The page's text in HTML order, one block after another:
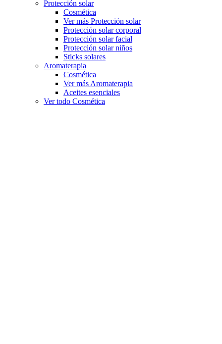
Protección solar
Cosmética
Ver más Protección solar
Protección solar corporal
Protección solar facial
Protección solar niños
Sticks solares
Aromaterapia
Cosmética
Ver más Aromaterapia
Aceites esenciales
Ver todo Cosmética